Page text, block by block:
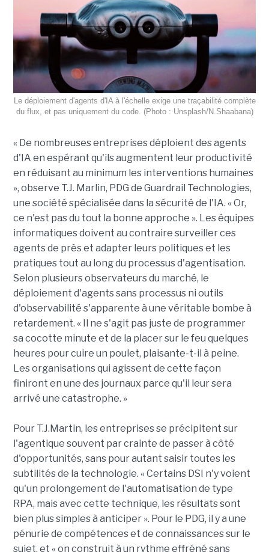
Le déploiement d'agents d'IA à l'échelle exige une traçabilité complète
du flux, et pas uniquement du code. (Photo : Unsplash/N.Shaabana)
« De nombreuses entreprises déploient des agents
d'IA en espérant qu'ils augmentent leur productivité
en réduisant au minimum les interventions humaines
», observe T.J. Marlin, PDG de Guardrail Technologies,
une société spécialisée dans la sécurité de l'IA. « Or,
ce n'est pas du tout la bonne approche ». Les équipes
informatiques doivent au contraire surveiller ces
agents de près et adapter leurs politiques et les
pratiques tout au long du processus d'agentisation.
Selon plusieurs observateurs du marché, le
déploiement d'agents sans processus ni outils
d'observabilité s'apparente à une véritable bombe à
retardement. « Il ne s'agit pas juste de programmer
sa cocotte minute et de la placer sur le feu quelques
heures pour cuire un poulet, plaisante-t-il à peine.
Les organisations qui agissent de cette façon
finiront en une des journaux parce qu'il leur sera
arrivé une catastrophe. »
Pour T.J.Martin, les entreprises se précipitent sur
l'agentique souvent par crainte de passer à côté
d'opportunités, sans pour autant saisir toutes les
subtilités de la technologie. « Certains DSI n'y voient
qu'un prolongement de l'automatisation de type
RPA, mais avec cette technique, les résultats sont
bien plus simples à anticiper ». Pour le PDG, il y a une
pénurie de compétences et de connaissances sur le
sujet, et « on construit à un rythme effréné sans